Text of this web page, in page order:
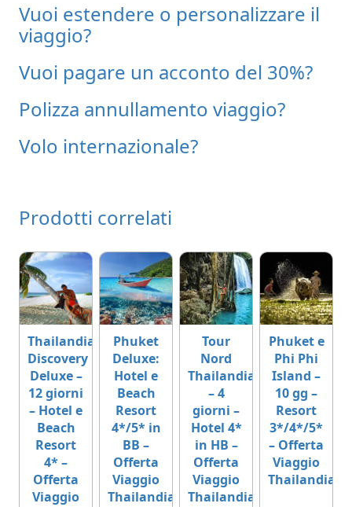
Vuoi estendere o personalizzare il
viaggio?
Vuoi pagare un acconto del 30%?
Polizza annullamento viaggio?
Volo internazionale?
Prodotti correlati
Thailandia
Discovery
Deluxe –
12 giorni
– Hotel e
Beach
Resort
4* –
Offerta
Viaggio
Phuket
Deluxe:
Hotel e
Beach
Resort
4*/5* in
BB –
Offerta
Viaggio
Thailandia
Tour
Nord
Thailandia
– 4
giorni –
Hotel 4*
in HB –
Offerta
Viaggio
Thailandia
Phuket e
Phi Phi
Island –
10 gg –
Resort
3*/4*/5*
– Offerta
Viaggio
Thailandia